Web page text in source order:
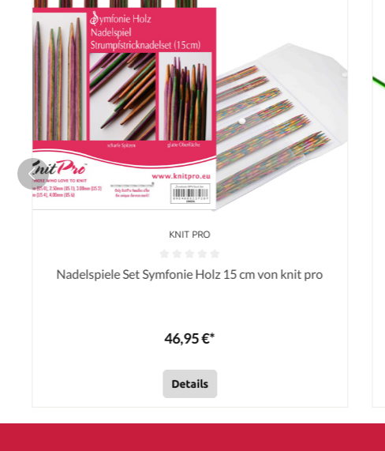
KNIT PRO
Nadelspiele Set Symfonie Holz 15 cm von knit pro
46,95 €*
Details